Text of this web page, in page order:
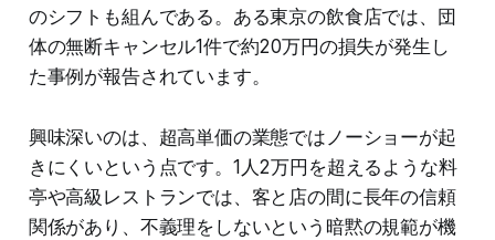
のシフトも組んである。ある東京の飲食店では、団
体の無断キャンセル1件で約20万円の損失が発生し
た事例が報告されています。
興味深いのは、超高単価の業態ではノーショーが起
きにくいという点です。1人2万円を超えるような料
亭や高級レストランでは、客と店の間に長年の信頼
関係があり、不義理をしないという暗黙の規範が機